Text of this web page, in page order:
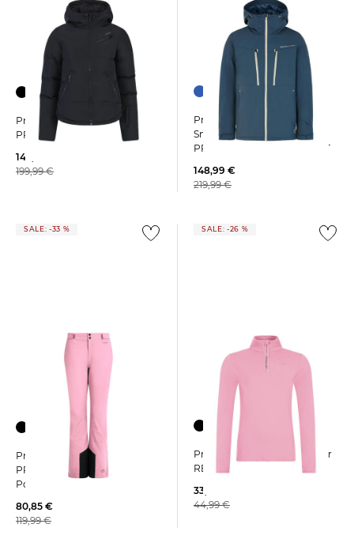
Protest | Damen Skijacke
PRTLUCID Slim Fit
142,99 €
199,99 €
Protest | Herren Skijacke /
Snowboardjacke
PRTTIMOTHY SNOWJACKET
148,99 €
219,99 €
SALE: -33 %
Protest | Damen Skihose
PRTVOLETA Regular Fit aus
Polyester
80,85 €
119,99 €
SALE: -26 %
Protest | Damen Skipullover
REFABRIZ Slim Fit
33,49 €
44,99 €